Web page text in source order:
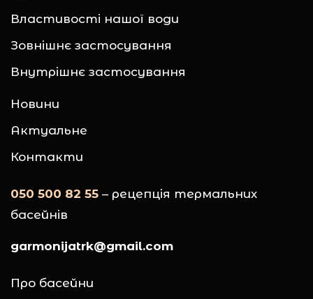
Властивості нашої води
Зовнішнє застосування
Внутрішнє застосування
Новини
Актуальне
Контакти
050 500 82 55 – рецепція термальних
басейнів
garmonijatrk@gmail.com
Про басейни